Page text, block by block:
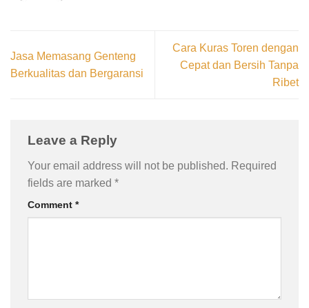
Jasa Memasang Genteng
Berkualitas dan Bergaransi
Cara Kuras Toren dengan
Cepat dan Bersih Tanpa
Ribet
Leave a Reply
Your email address will not be published. Required
fields are marked *
Comment *